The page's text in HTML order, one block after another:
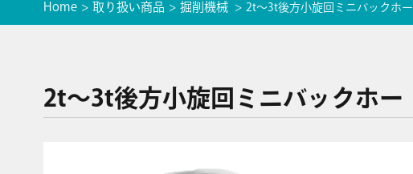
Home 取り扱い商品 掘削機械 2t〜3t後方小旋回ミニバックホー
2t〜3t後方小旋回ミニバックホー